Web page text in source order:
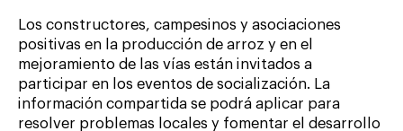
Los constructores, campesinos y asociaciones
positivas en la producción de arroz y en el
mejoramiento de las vías están invitados a
participar en los eventos de socialización. La
información compartida se podrá aplicar para
resolver problemas locales y fomentar el desarrollo